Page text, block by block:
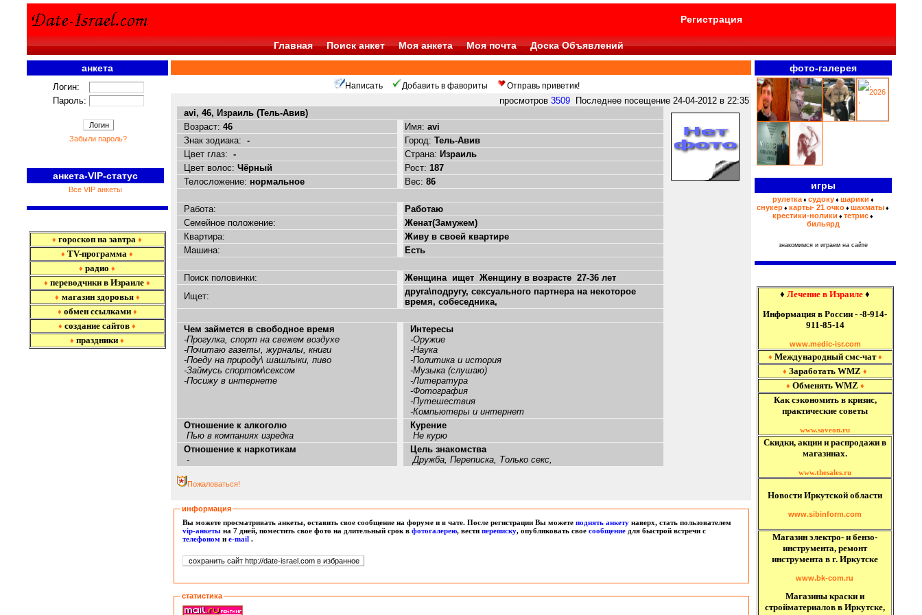
Регистрация
Главная Поиск анкет Моя анкета Моя почта Доска Объявлений
анкета
Логин:
Пароль:
Забыли пароль?
анкета-VIP-статус
Все VIP анкеты
♦ гороскоп на завтра ♦
♦ TV-программа ♦
♦ радио ♦
♦ переводчики в Израиле ♦
♦ магазин здоровья ♦
♦ обмен ссылками ♦
♦ создание сайтов ♦
♦ праздники ♦
Написать Добавить в фавориты Отправь приветик!
просмотров 3509 Последнее посещение 24-04-2012 в 22:35
avi, 46, Израиль (Тель-Авив)
Возраст: 46 Имя: avi
Знак зодиака: - Город: Тель-Авив
Цвет глаз: - Страна: Израиль
Цвет волос: Чёрный Рост: 187
Телосложение: нормальное Вес: 86
Работа:
Работаю
Семейное положение:
Женат(Замужем)
Квартира:
Живу в своей квартире
Машина:
Есть
Поиск половинки:
Женщина ищет Женщину в возрасте 27-36 лет
Ищет:
друга\подругу, сексуального партнера на некоторое
время, собеседника,
Чем займется в свободное время
-Прогулка, спорт на свежем воздухе
-Почитаю газеты, журналы, книги
-Поеду на природу\ шашлыки, пиво
-Займусь спортом\сексом
-Посижу в интернете
Интересы
-Оружие
-Наука
-Политика и история
-Музыка (слушаю)
-Литература
-Фотография
-Путешествия
-Компьютеры и интернет
Отношение к алкоголю
Пью в компаниях изредка
Курение
Не курю
Отношение к наркотикам
-
Цель знакомства
Дружба, Переписка, Только секс,
Пожаловаться!
информация
Вы можете просматривать анкеты, оставить свое сообщение на форуме и в чате. После регистрации Вы можетеподнять анкету наверх, стать пользователем
vip-анкетына 7 дней, поместить свое фото на длительный срок вфотогалерею, вестипереписку, опубликовать своесообщение для быстрой встречи с
телефоном иe-mail.
статистика
фото-галерея
игры
рулетка♦ судоку♦ шарики ♦
снукер ♦ карты- 21 очко ♦ шахматы ♦
крестики-нолики ♦ тетрис ♦
бильярд
знакомимся и играем на сайте
♦ Лечение в Израиле ♦
Информация в России - -8-914-
911-85-14
www.medic-isr.com
♦ Международный смс-чат♦
♦ Заработать WMZ ♦
♦ Обменять WMZ ♦
Как сэкономить в кризис,
практические советы
www.saveon.ru
Скидки, акции и распродажи в
магазинах.
www.thesales.ru
Новости Иркутской области
www.sibinform.com
Магазин электро- и бензо-
инструмента, ремонт
инструмента в г. Иркутске
www.bk-com.ru
Магазины краски и
стройматериалов в Иркутске,